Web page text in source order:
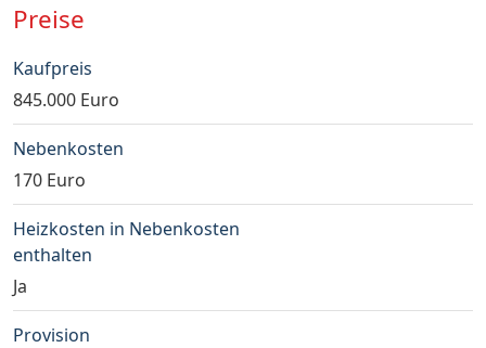
Preise
Kaufpreis
845.000 Euro
Nebenkosten
170 Euro
Heizkosten in Nebenkosten
enthalten
Ja
Provision